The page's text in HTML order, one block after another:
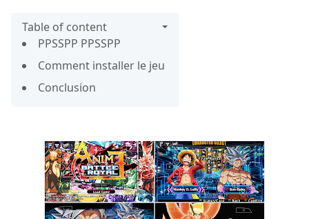
Table of content
PPSSPP PPSSPP
Comment installer le jeu
Conclusion